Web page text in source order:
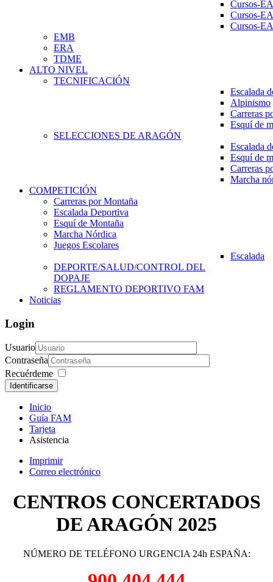
Cursos-
Cursos-
Cursos-
EMB
ERA
TDME
ALTO NIVEL
TECNIFICACIÓN
Escalada
Alpinismo
Carreras
Esquí de
SELECCIONES DE ARAGÓN
Escalada
Esquí de
Carreras
Marcha
COMPETICIÓN
Carreras por Montaña
Escalada Deportiva
Esquí de Montaña
Marcha Nórdica
Juegos Escolares
Escalada
DEPORTE/SALUD/CONTROL DEL
DOPAJE
REGLAMENTO DEPORTIVO FAM
Noticias
Login
Usuario
Contraseña
Recuérdeme
Identificarse
Inicio
Guía FAM
Tarjeta
Asistencia
Imprimir
Correo electrónico
CENTROS CONCERTADOS
DE ARAGÓN 2025
NÚMERO DE TELÉFONO URGENCIA 24h ESPAÑA: